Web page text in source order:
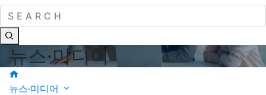
뉴스·미디어
뉴스·미디어